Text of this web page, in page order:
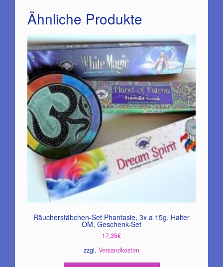
Ähnliche Produkte
Räucherstäbchen-Set Phantasie, 3x a 15g, Halter
OM, Geschenk-Set
17,35€
zzgl. Versandkosten